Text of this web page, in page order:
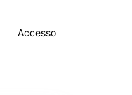
Accesso